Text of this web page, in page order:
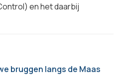
en het daarbij
bruggen langs de Maas